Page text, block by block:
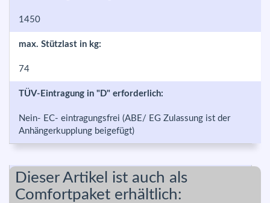
1450
max. Stützlast in kg:
74
TÜV-Eintragung in "D" erforderlich:
Nein- EC- eintragungsfrei (ABE/ EG Zulassung ist der
Anhängerkupplung beigefügt)
Dieser Artikel ist auch als
Comfortpaket erhältlich: